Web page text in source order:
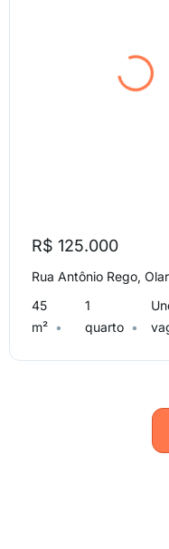
R$ 125.000
Rua Antônio Rego,
45
m²
1
quarto